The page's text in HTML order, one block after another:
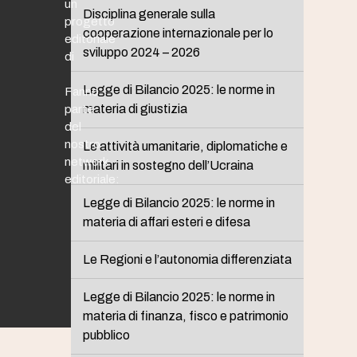
Disciplina generale sulla
cooperazione internazionale per lo
sviluppo 2024 – 2026
Legge di Bilancio 2025: le norme in
materia di giustizia
Le attività umanitarie, diplomatiche e
militari in sostegno dell’Ucraina
Legge di Bilancio 2025: le norme in
materia di affari esteri e difesa
Le Regioni e l’autonomia differenziata
Legge di Bilancio 2025: le norme in
materia di finanza, fisco e patrimonio
pubblico
un
progetto
editoriale
di
Fanno
parte
del
nostro
network
editoriale: